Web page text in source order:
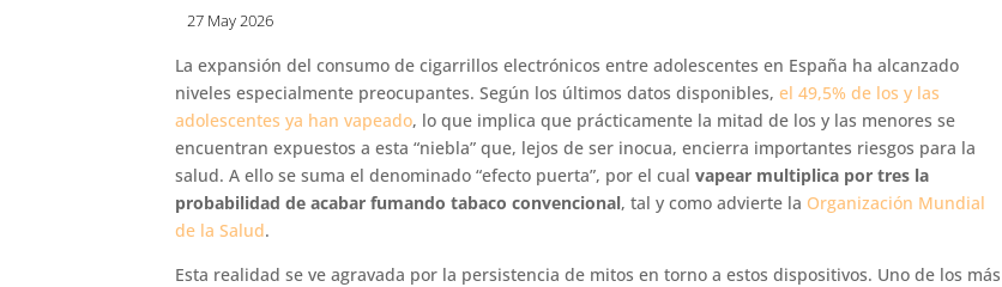
27 May 2026
La expansión del consumo de cigarrillos electrónicos entre adolescentes en España ha alcanzado
niveles especialmente preocupantes. Según los últimos datos disponibles, el 49,5% de los y las
adolescentes ya han vapeado, lo que implica que prácticamente la mitad de los y las menores se
encuentran expuestos a esta “niebla” que, lejos de ser inocua, encierra importantes riesgos para la
salud. A ello se suma el denominado “efecto puerta”, por el cualvapear multiplica por tres la
probabilidad de acabar fumando tabaco convencional, tal y como advierte la Organización Mundial
de la Salud.
Esta realidad se ve agravada por la persistencia de mitos en torno a estos dispositivos. Uno de los más